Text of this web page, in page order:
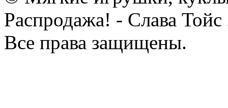
Распродажа! - Слава Тойс
Все права защищены.